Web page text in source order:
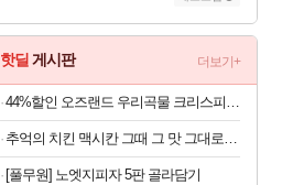
핫딜 게시판 더보기+
44%할인 오즈랜드 우리곡물 크리스피롤 23곡, 660g, 1박스
추억의 치킨 맥시칸 그때 그 맛 그대로 맥시칸 치킨 순살 봉 골라담기 2+2 총 4봉지
[풀무원] 노엣지피자 5판 골라담기